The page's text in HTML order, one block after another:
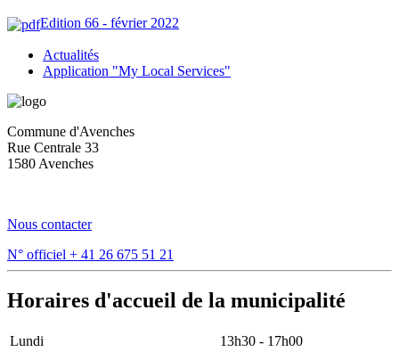
Edition 66 - février 2022
Actualités
Application "My Local Services"
Commune d'Avenches
Rue Centrale 33
1580 Avenches
Nous contacter
N° officiel + 41 26 675 51 21
Horaires d'accueil de la municipalité
Lundi
13h30 - 17h00